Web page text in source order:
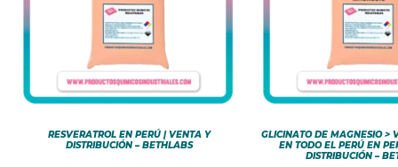
RESVERATROL EN PERÚ | VENTA Y
DISTRIBUCIÓN – BETHLABS
GLICINATO DE MAGNESIO >
EN TODO EL PERÚ EN
DISTRIBUCIÓN –